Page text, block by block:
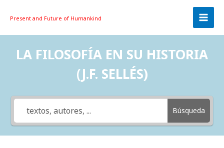
Present and Future of Humankind
LA FILOSOFÍA EN SU HISTORIA
(J.F. SELLÉS)
Búsqueda